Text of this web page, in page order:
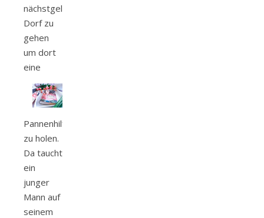
nächstgelegenen
Dorf zu
gehen
um dort
eine
Pannenhilfe
zu holen.
Da taucht
ein
junger
Mann auf
seinem